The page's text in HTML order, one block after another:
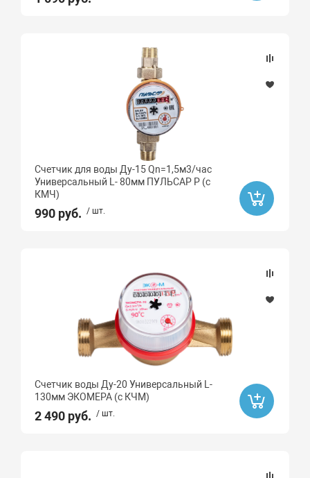
Счетчик для воды Ду-15 Qn=1,5м3/час
Универсальный L- 80мм ПУЛЬСАР Р (с
КМЧ)
990 руб. / шт.
Счетчик воды Ду-20 Универсальный L-
130мм ЭКОМЕРА (с КЧМ)
2 490 руб. / шт.